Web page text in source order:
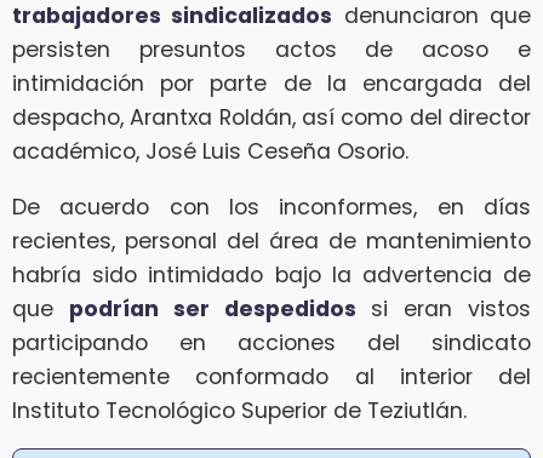
trabajadores sindicalizados denunciaron que
persisten presuntos actos de acoso e
intimidación por parte de la encargada del
despacho, Arantxa Roldán, así como del director
académico, José Luis Ceseña Osorio.
De acuerdo con los inconformes, en días
recientes, personal del área de mantenimiento
habría sido intimidado bajo la advertencia de
que podrían ser despedidos si eran vistos
participando en acciones del sindicato
recientemente conformado al interior del
Instituto Tecnológico Superior de Teziutlán.